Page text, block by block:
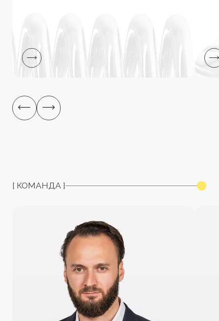
Жоғары буын басшыларын іздеу
Басқарушы командаларды қалыптастыру
Кадрлық резерв құру
Мотивация жүйелеріне зерттеу жүргізу
Адам ресурстарын басқару стратегиясын